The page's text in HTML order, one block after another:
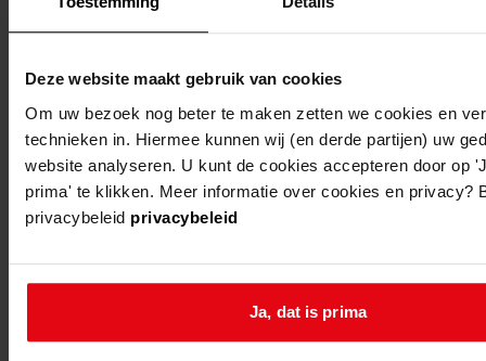
Deze website maakt gebruik van cookies
Om uw bezoek nog beter te maken zetten we cookies en
technieken in. Hiermee kunnen wij (en derde partijen) uw
website analyseren. U kunt de cookies accepteren door op
prima' te klikken. Meer informatie over cookies en privacy?
privacybeleid privacybeleid
Ja, dat is prima
41
noorder-
koggenland
oostwoud,
broerdijk
41
opslag
koggenlandbroerdijk
noorder-
oostwoud,